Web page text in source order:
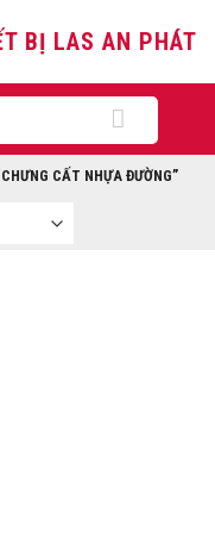
BỊ LAS AN PHÁT
CẤT NHỰA ĐƯỜNG”